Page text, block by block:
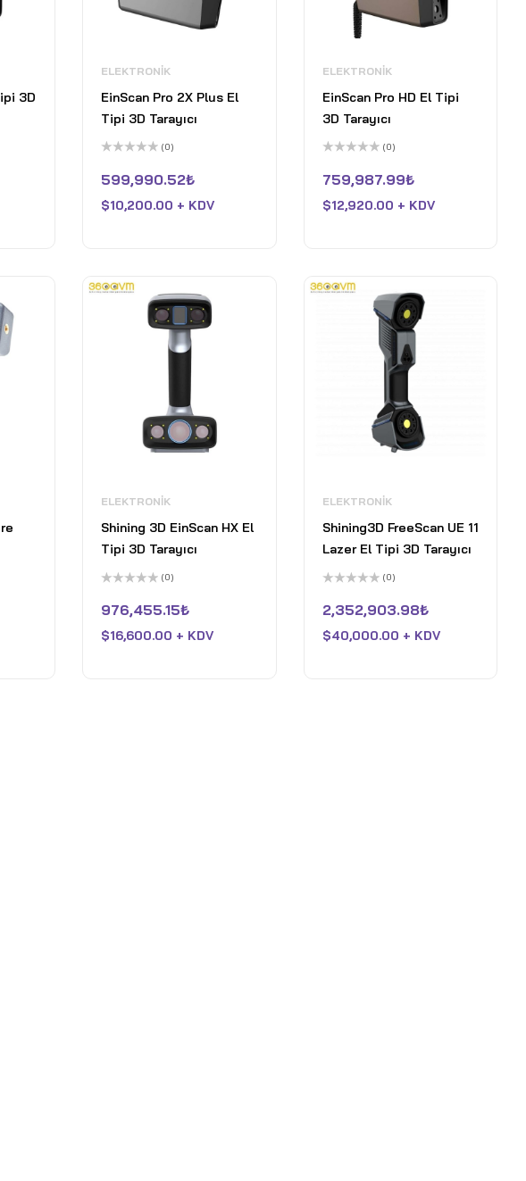
3D
ELEKTRONIK
EinScan Pro 2X Plus El
Tipi 3D Tarayıcı
üzerinden
0
aldı
(0)
599,990.52₺
$10,200.00 + KDV
ELEKTRONIK
EinScan Pro HD El Tipi
3D Tarayıcı
üzerinden
0
aldı
(0)
759,987.99₺
$12,920.00 + KDV
ELEKTRONIK
Shining 3D EinScan HX El
Tipi 3D Tarayıcı
üzerinden
0
aldı
(0)
976,455.15₺
$16,600.00 + KDV
ELEKTRONIK
Shining3D FreeScan UE 11
Lazer El Tipi 3D Tarayıcı
üzerinden
0
aldı
(0)
2,352,903.98₺
$40,000.00 + KDV